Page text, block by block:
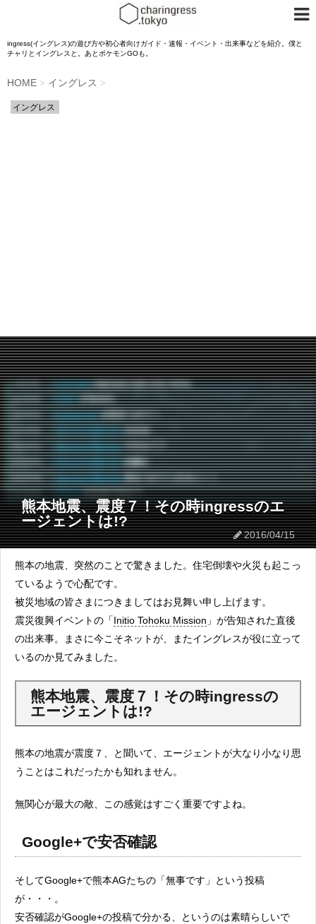
ingress(イングレス)の遊び方や初心者向けガイド・速報・イベント・出来事などを紹介。僕と
チャリとイングレスと。あとポケモンGOも。
HOME > イングレス >
イングレス
熊本地震、震度７！その時ingressのエ
ージェントは!?
2016/04/15
熊本の地震、突然のことで驚きました。住宅倒壊や火災も起こっ
ているようで心配です。
被災地域の皆さまにつきましてはお見舞い申し上げます。
震災復興イベントの「Initio Tohoku Mission 」が告知された直後
の出来事。まさに今こそネットが、またイングレスが役に立って
いるのか見てみました。
熊本地震、震度７！その時ingressの
エージェントは!?
熊本の地震が震度７、と聞いて、エージェントが大なり小なり思
うことはこれだったかも知れません。
無関心が最大の敵、この感覚はすごく重要ですよね。
Google+で安否確認
そしてGoogle+で熊本AGたちの「無事です」という投稿
が・・・。
安否確認がGoogle+の投稿で分かる、というのは素晴らしいで